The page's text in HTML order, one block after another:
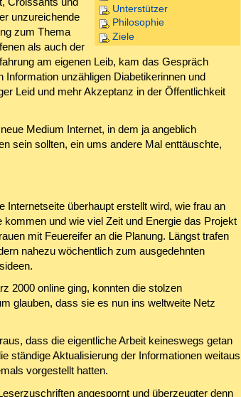
Unterstützer
Philosophie
Ziele
unzureichende
zum Thema
als auch der
am eigenen Leib, kam das Gespräch
unzähligen Diabetikerinnen und
Leid und mehr Akzeptanz in der Öffentlichkeit
Medium Internet, in dem ja angeblich
sein sollten, ein ums andere Mal enttäuschte,
Internetseite überhaupt erstellt wird, wie frau an
und wie viel Zeit und Energie das Projekt
mit Feuereifer an die Planung. Längst trafen
nahezu wöchentlich zum ausgedehnten
2000 online ging, konnten die stolzen
glauben, dass sie es nun ins weltweite Netz
dass die eigentliche Arbeit keineswegs getan
ständige Aktualisierung der Informationen weitaus
vorgestellt hatten.
angespornt und überzeugter denn